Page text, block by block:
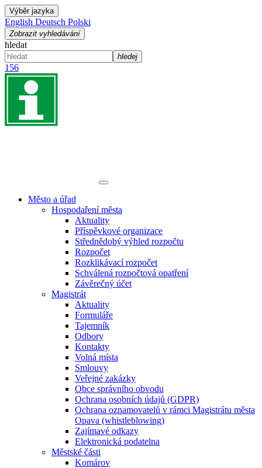
Výběr jazyka
English Deutsch Polski
Zobrazit vyhledávání
hledat
hledej
156
Město a úřad
Hospodaření města
Aktuality
Příspěvkové organizace
Střednědobý výhled rozpočtu
Rozpočet
Rozklikávací rozpočet
Schválená rozpočtová opatření
Závěrečný účet
Magistrát
Aktuality
Formuláře
Tajemník
Odbory
Kontakty
Volná místa
Smlouvy
Veřejné zakázky
Obce správního obvodu
Ochrana osobních údajů (GDPR)
Ochrana oznamovatelů v rámci Magistrátu města
Opava (whistleblowing)
Zajímavé odkazy
Elektronická podatelna
Městské části
Komárov